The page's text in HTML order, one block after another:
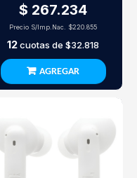
Clips Open Ear Negros
$ 267.234
Precio S/Imp.Nac. $220.855
12cuotas de $32.818
AGREGAR